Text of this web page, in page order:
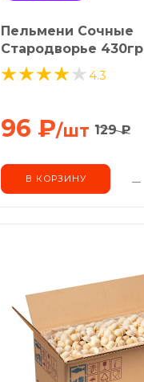
Пельмени Сочные
Стародворье 430гр
4.3
96 ₽/шт 129₽
В КОРЗИНУ